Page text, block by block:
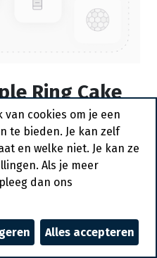
Ring Cake
cookies om je een
te bieden. Je kan zelf
en welke niet. Je kan ze
Als je meer
dan ons
Alles accepteren